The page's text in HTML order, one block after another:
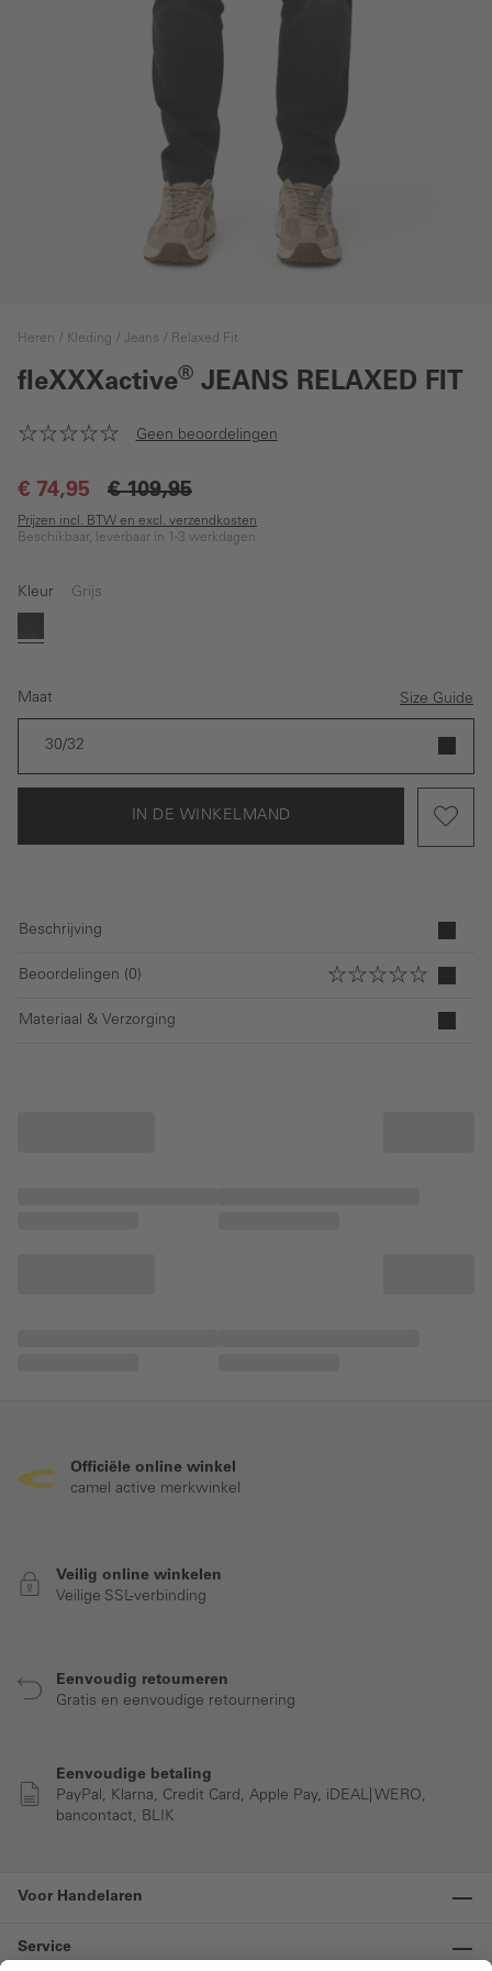
Heren Kleding Jeans Relaxed Fit
fleXXXactive® JEANS RELAXED FIT
Geen beoordelingen
€ 74,95 € 109,95
Prijzen incl. BTW en excl. verzendkosten
Beschikbaar, leverbaar in 1-3 werkdagen
Kleur Grijs
Grijs
Maat Size Guide
30/32
IN DE WINKELMAND
Beschrijving
Beoordelingen (0)
Materiaal & Verzorging
Officiële online winkel
camel active merkwinkel
Veilig online winkelen
Veilige SSL-verbinding
Eenvoudig retourneren
Gratis en eenvoudige retournering
Eenvoudige betaling
PayPal, Klarna, Credit Card, Apple Pay, iDEAL| WERO,
bancontact, BLIK
Voor Handelaren
Service